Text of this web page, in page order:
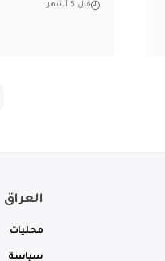
قبل 5 أشهر
العراق
محليات
سياسة